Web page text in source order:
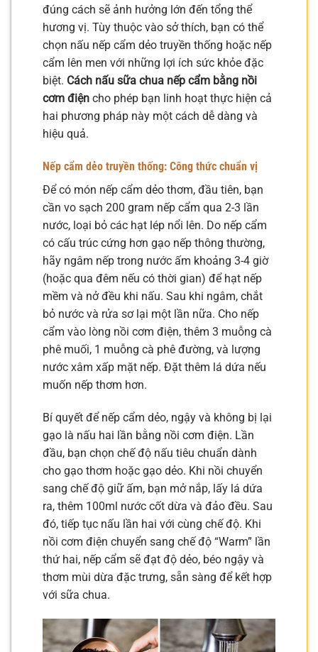
đúng cách sẽ ảnh hưởng lớn đến tổng thể
hương vị. Tùy thuộc vào sở thích, bạn có thể
chọn nấu nếp cẩm dẻo truyền thống hoặc nếp
cẩm lên men với những lợi ích sức khỏe đặc
biệt. Cách nấu sữa chua nếp cẩm bằng nồi
cơm điện cho phép bạn linh hoạt thực hiện cả
hai phương pháp này một cách dễ dàng và
hiệu quả.
Nếp cẩm dẻo truyền thống: Công thức chuẩn vị
Để có món nếp cẩm dẻo thơm, đầu tiên, bạn
cần vo sạch 200 gram nếp cẩm qua 2-3 lần
nước, loại bỏ các hạt lép nổi lên. Do nếp cẩm
có cấu trúc cứng hơn gạo nếp thông thường,
hãy ngâm nếp trong nước ấm khoảng 3-4 giờ
(hoặc qua đêm nếu có thời gian) để hạt nếp
mềm và nở đều khi nấu. Sau khi ngâm, chắt
bỏ nước và rửa sơ lại một lần nữa. Cho nếp
cẩm vào lòng nồi cơm điện, thêm 3 muỗng cà
phê muối, 1 muỗng cà phê đường, và lượng
nước xâm xấp mặt nếp. Đặt thêm lá dứa nếu
muốn nếp thơm hơn.
Bí quyết để nếp cẩm dẻo, ngậy và không bị lại
gạo là nấu hai lần bằng nồi cơm điện. Lần
đầu, bạn chọn chế độ nấu tiêu chuẩn dành
cho gạo thơm hoặc gạo dẻo. Khi nồi chuyển
sang chế độ giữ ấm, bạn mở nắp, lấy lá dứa
ra, thêm 100ml nước cốt dừa và đảo đều. Sau
đó, tiếp tục nấu lần hai với cùng chế độ. Khi
nồi cơm điện chuyển sang chế độ “Warm” lần
thứ hai, nếp cẩm sẽ đạt độ dẻo, béo ngậy và
thơm mùi dừa đặc trưng, sẵn sàng để kết hợp
với sữa chua.